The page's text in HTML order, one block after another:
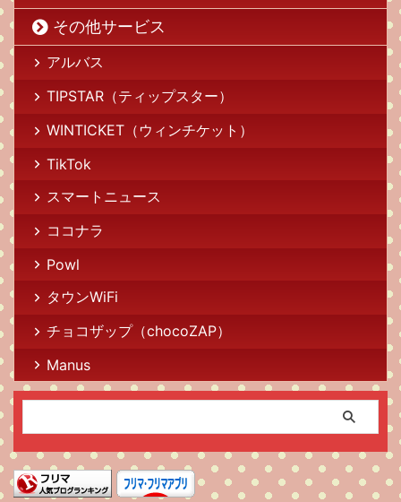
その他サービス
アルバス
TIPSTAR（ティップスター）
WINTICKET（ウィンチケット）
TikTok
スマートニュース
ココナラ
Powl
タウンWiFi
チョコザップ（chocoZAP）
Manus